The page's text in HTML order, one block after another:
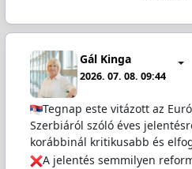
Gál Kinga
2026. 07. 08. 09:44
Tegnap este vitázott az
Szerbiáról szóló éves
korábbinál kritikusabb és
A jelentés semmilyen